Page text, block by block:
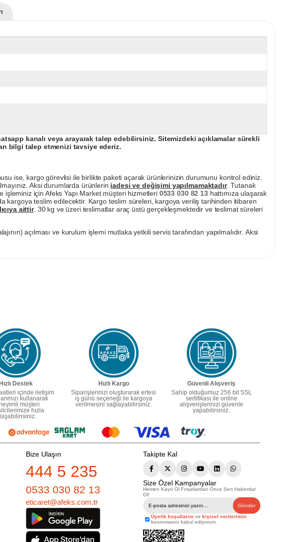
kanalı veya arayarak talep edebilirsiniz. Sitemizdeki açıklamalar sürekli
bilgi talep etmenizi tavsiye ederiz.
ise, kargo görevlisi ile birlikte paketi açarak ürünlerinizin durumunu kontrol ediniz.
Aksi durumlarda ürünlerin iadesi ve değişimi yapılmamaktadır. Tutanak
işleminiz için Afeks Yapı Market müşteri hizmetleri 0533 030 82 13hattımıza ulaşarak
kargoya teslim edilecektir. Kargo teslim süreleri, kargoya veriliş tarihinden itibaren
aittir. 30 kg ve üzeri teslimatlar araç üstü gerçekleşmektedir ve teslimat süreleri
açılması ve kurulum işlemi mutlaka yetkili servis tarafından yapılmalıdır. Aksi
Hızlı Destek
içinde iletişim
kullanarak
müşteri
hızla
Hızlı Kargo
Siparişlerinizi oluşturarak ertesi
iş günü seçeneği ile kargoya
verilmesini sağlayabilirsiniz.
Güvenli Alışveriş
Sahip olduğumuz 256 bit SSL
sertifikası ile online
alışverişlerinizi güvenle
yapabilirsiniz.
Bize Ulaşın
444 5 235
0533 030 82 13
eticaret@afeks.com.tr
Takipte Kal
Size Özel Kampanyalar
Hemen Kayıt Ol Fırsatlardan Önce Sen Haberdar
Ol!
Gönder
Üyelik koşullarını ve kişisel verilerimin
korunmasını kabul ediyorum.